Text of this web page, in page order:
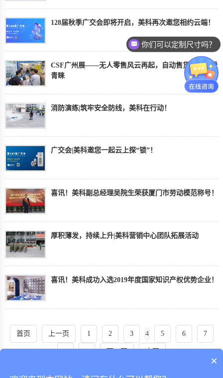
128届秋季广交会即将开启，美科再次邀您相约云端！
CSF广州展——无人零售风云再起，自动售货机锁备受
青睐
消防演练|筑牢安全防线，美科在行动！
广交会|美科邀您一起云上探“锁”！
喜讯！美科副总经理吴院生荣获厦门市劳动模范称号！
厚积薄发，持续上升|美科营销中心团队拓展活动
喜讯！美科成功入选2019年度国家知识产权优势企业！
首页 上一页 1 2 3 4 5 6 7
8 9 下一页 末页
你们可以定制尺寸吗？
×